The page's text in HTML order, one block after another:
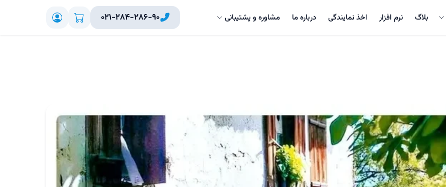
بلاگ نرم افزار اخذ نمایندگی درباره ما مشاوره و پشتیبانی ۰۲۱-۲۸۴-۲۸۶-۹۰